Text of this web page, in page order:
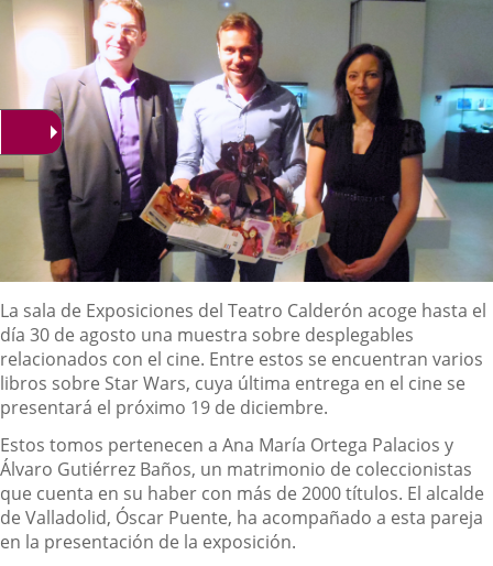
Descripción
La sala de Exposiciones del Teatro Calderón acoge hasta el
día 30 de agosto una muestra sobre desplegables
relacionados con el cine. Entre estos se encuentran varios
libros sobre Star Wars, cuya última entrega en el cine se
presentará el próximo 19 de diciembre.
Estos tomos pertenecen a Ana María Ortega Palacios y
Álvaro Gutiérrez Baños, un matrimonio de coleccionistas
que cuenta en su haber con más de 2000 títulos. El alcalde
de Valladolid, Óscar Puente, ha acompañado a esta pareja
en la presentación de la exposición.